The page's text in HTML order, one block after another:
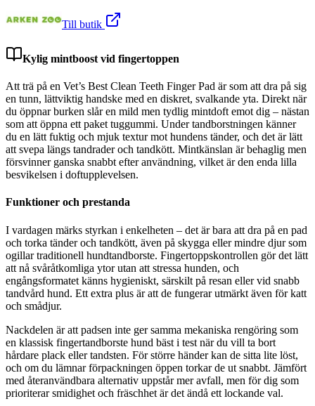
Till butik
Kylig mintboost vid fingertoppen
Att trä på en Vet’s Best Clean Teeth Finger Pad är som att dra på sig
en tunn, lättviktig handske med en diskret, svalkande yta. Direkt när
du öppnar burken slår en mild men tydlig mintdoft emot dig – nästan
som att öppna ett paket tuggummi. Under tandborstningen känner
du en lätt fuktig och mjuk textur mot hundens tänder, och det är lätt
att svepa längs tandrader och tandkött. Mintkänslan är behaglig men
försvinner ganska snabbt efter användning, vilket är den enda lilla
besvikelsen i doftupplevelsen.
Funktioner och prestanda
I vardagen märks styrkan i enkelheten – det är bara att dra på en pad
och torka tänder och tandkött, även på skygga eller mindre djur som
ogillar traditionell hundtandborste. Fingertoppskontrollen gör det lätt
att nå svåråtkomliga ytor utan att stressa hunden, och
engångsformatet känns hygieniskt, särskilt på resan eller vid snabb
tandvård hund. Ett extra plus är att de fungerar utmärkt även för katt
och smådjur.
Nackdelen är att padsen inte ger samma mekaniska rengöring som
en klassisk fingertandborste hund bäst i test när du vill ta bort
hårdare plack eller tandsten. För större händer kan de sitta lite löst,
och om du lämnar förpackningen öppen torkar de ut snabbt. Jämfört
med återanvändbara alternativ uppstår mer avfall, men för dig som
prioriterar smidighet och fräschhet är det ändå ett lockande val.